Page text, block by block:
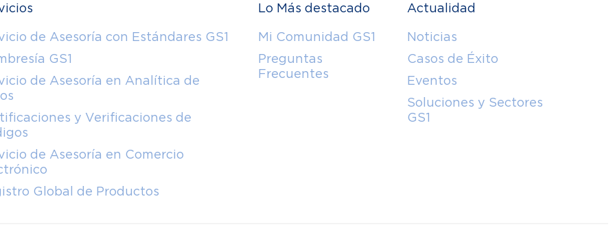
de Asesoría con Estándares GS1
GS1
de Asesoría en Analítica de
y Verificaciones de
de Asesoría en Comercio
Global de Productos
Lo Más destacado
Mi Comunidad GS1
Preguntas
Frecuentes
Actualidad
Noticias
Casos de Éxito
Eventos
Soluciones y Sectores
GS1